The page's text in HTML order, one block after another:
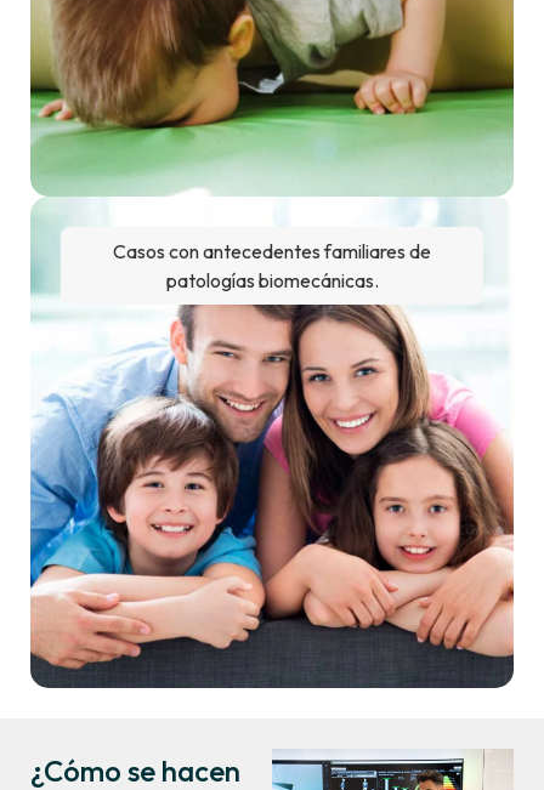
Casos con antecedentes familiares de
patologías biomecánicas.
¿Cómo se hacen